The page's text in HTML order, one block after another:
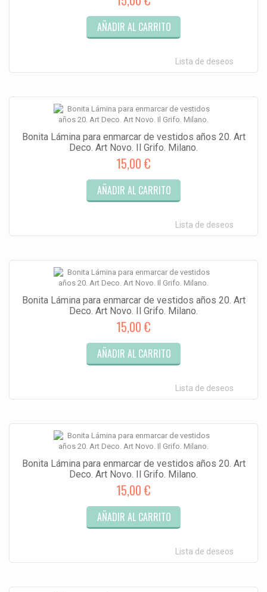
AÑADIR AL CARRITO
Lista de deseos
Bonita Lámina para enmarcar de vestidos años 20. Art
Deco. Art Novo. Il Grifo. Milano.
15,00 €
AÑADIR AL CARRITO
Lista de deseos
Bonita Lámina para enmarcar de vestidos años 20. Art
Deco. Art Novo. Il Grifo. Milano.
15,00 €
AÑADIR AL CARRITO
Lista de deseos
Bonita Lámina para enmarcar de vestidos años 20. Art
Deco. Art Novo. Il Grifo. Milano.
15,00 €
AÑADIR AL CARRITO
Lista de deseos